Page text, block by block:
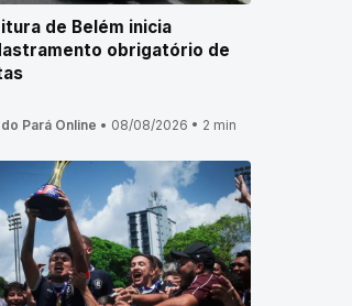
de Belém inicia
obrigatório de
Pará Online • 08/08/2026 • 2 min